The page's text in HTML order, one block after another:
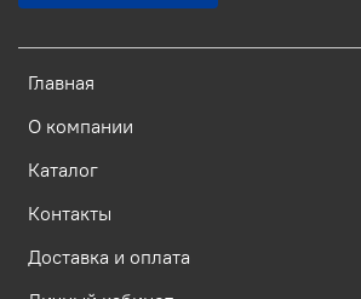
Главная
О компании
Каталог
Контакты
Доставка и оплата